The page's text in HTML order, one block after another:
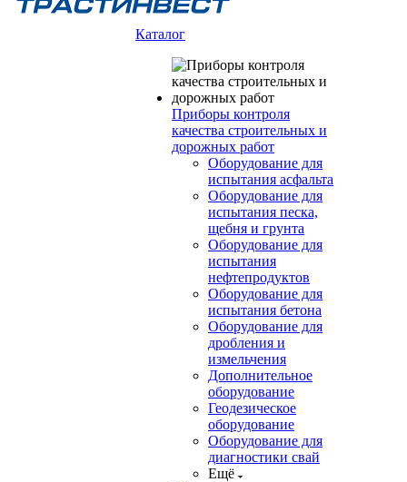
Каталог
Приборы контроля
качества строительных и
дорожных работ
Оборудование для
испытания асфальта
Оборудование для
испытания песка,
щебня и грунта
Оборудование для
испытания
нефтепродуктов
Оборудование для
испытания бетона
Оборудование для
дробления и
измельчения
Дополнительное
оборудование
Геодезическое
оборудование
Оборудование для
диагностики свай
Ещё